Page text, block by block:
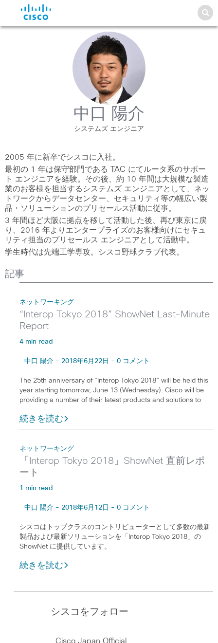
中口 陽介
システムズ エンジニア
2005 年に新卒でシスコに入社。
最初の 1 年は保守部門である TAC にてルータ系のサポー
ト エンジニアを経験。その後、約 10 年間は大規模な製造
業のお客様を担当するシステムズ エンジニアとして、ネッ
トワークからデータセンター、セキュリティ等の幅広い製
品・ソリューションのプリセールス活動に従事。
3 年間ほど大阪に拠点を移して活動した後、再び東京に戻
り、2016 年よりエンタープライズのお客様向けにセキュ
リティ担当のプリセールス エンジニアとして活動中。
学生時代は先端工学専攻。シスコ野球クラブ代表。
記事
ネットワーキング
“Interop Tokyo 2018” ShowNet Last-Minute
Report
4 min read
中口 陽介 - 2018年6月22日 - 0 コメント
The 25th anniversary of “Interop Tokyo 2018” will be held this
year starting tomorrow, June 13 (Wednesday). Cisco will be
providing a number of their latest products and solutions to
続きを読む
ネットワーキング
「Interop Tokyo 2018」ShowNet 直前レポ
ート
1 min read
中口 陽介 - 2018年6月12日 - 0 コメント
シスコはトップクラスのコントリビューターとして多数の最新
製品および最新ソリューションを「Interop Tokyo 2018」の
ShowNet に提供しています。
続きを読む
シスコをフォロー
Cisco Japan Official